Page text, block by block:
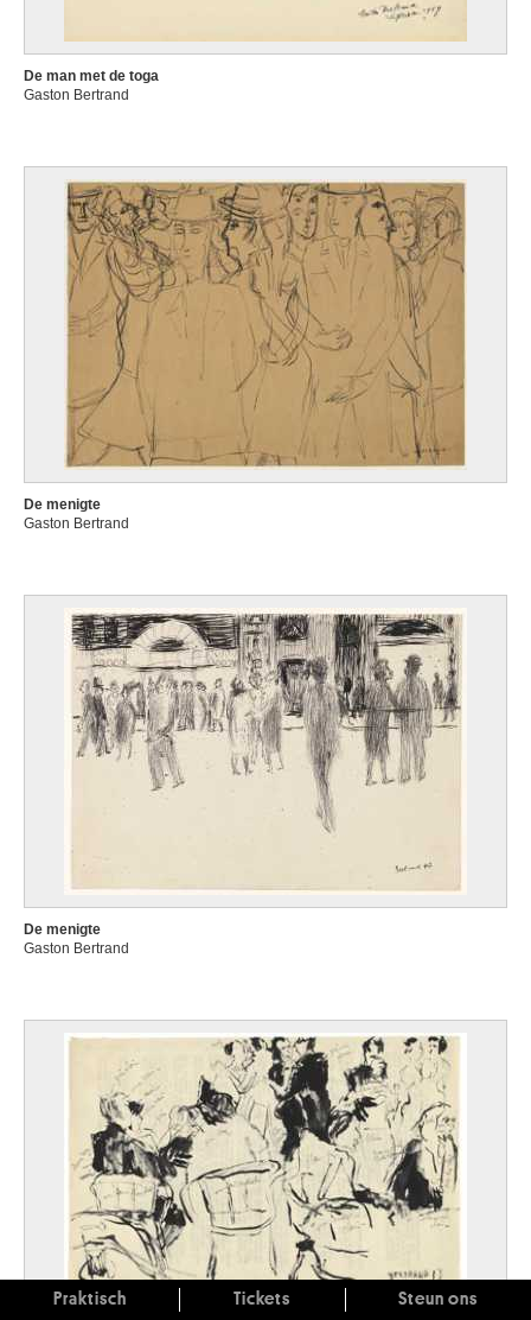
De man met de toga
Gaston Bertrand
De menigte
Gaston Bertrand
De menigte
Gaston Bertrand
Praktisch Tickets Steun ons